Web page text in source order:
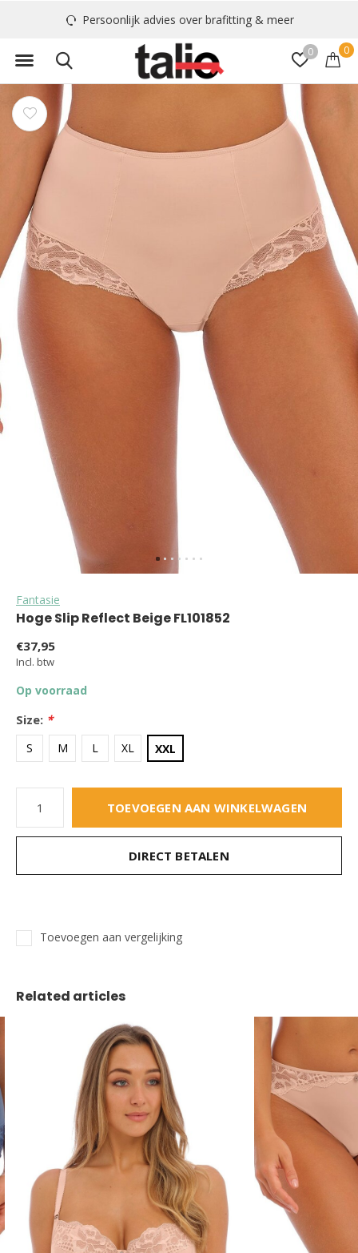
0 0
Persoonlijk advies over brafitting & meer
Fantasie
Hoge Slip Reflect Beige FL101852
€37,95
Incl. btw
Op voorraad
Size: *
S M L XL XXL
TOEVOEGEN AAN WINKELWAGEN
DIRECT BETALEN
Toevoegen aan vergelijking
Related articles